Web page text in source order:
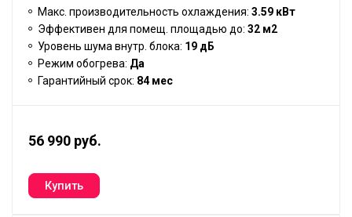
Макс. производительность охлаждения: 3.59 кВт
Эффективен для помещ. площадью до: 32 м2
Уровень шума внутр. блока: 19 дБ
Режим обогрева: Да
Гарантийный срок: 84 мес
56 990 руб.